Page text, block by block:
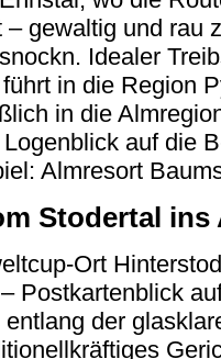
– gewaltig und rau
Idealer
in die Region
in die
auf die
Almresort
Stodertal ins
Ort
Postkartenblick
der